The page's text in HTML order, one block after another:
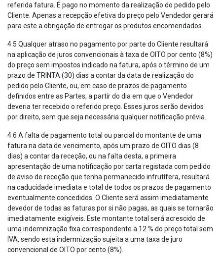
referida fatura. É pago no momento da realização do pedido pelo
Cliente. Apenas a recepção efetiva do preço pelo Vendedor gerará
para este a obrigação de entregar os produtos encomendados.
4.5 Qualquer atraso no pagamento por parte do Cliente resultará
na aplicação de juros convencionais à taxa de OITO por cento (8%)
do preço sem impostos indicado na fatura, após o término de um
prazo de TRINTA (30) dias a contar da data de realização do
pedido pelo Cliente, ou, em caso de prazos de pagamento
definidos entre as Partes, a partir do dia em que o Vendedor
deveria ter recebido o referido preço. Esses juros serão devidos
por direito, sem que seja necessária qualquer notificação prévia.
4.6 A falta de pagamento total ou parcial do montante de uma
fatura na data de vencimento, após um prazo de OITO dias (8
dias) a contar da receção, ou na falta desta, a primeira
apresentação de uma notificação por carta registada com pedido
de aviso de receção que tenha permanecido infrutífera, resultará
na caducidade imediata e total de todos os prazos de pagamento
eventualmente concedidos. O Cliente será assim imediatamente
devedor de todas as faturas por si não pagas, as quais se tornarão
imediatamente exigíveis. Este montante total será acrescido de
uma indemnização fixa correspondente a 12 % do preço total sem
IVA, sendo esta indemnização sujeita a uma taxa de juro
convencional de OITO por cento (8%).